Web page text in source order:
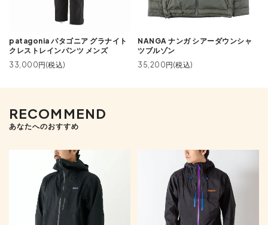
patagonia パタゴニア グラナイト
クレストレインパンツ メンズ
33,000円(税込)
NANGA ナンガ シアーダウンシャ
ツブルゾン
35,200円(税込)
RECOMMEND
あなたへのおすすめ